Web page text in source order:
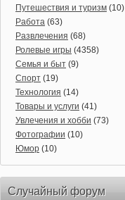
Путешествия и туризм (10)
Работа (63)
Развлечения (68)
Ролевые игры (4358)
Семья и быт (9)
Спорт (19)
Технология (14)
Товары и услуги (41)
Увлечения и хобби (73)
Фотографии (10)
Юмор (10)
Случайный форум